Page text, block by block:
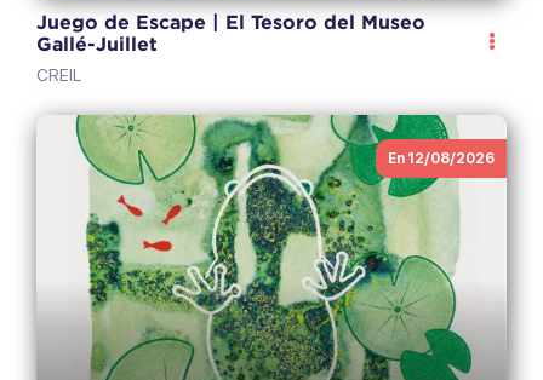
Juego de Escape | El Tesoro del Museo
Gallé-Juillet
CREIL
En 12/08/2026